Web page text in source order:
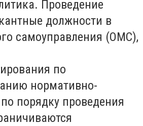
Проведение
должности в
самоуправления (ОМС),
по
нормативно-
порядку проведения